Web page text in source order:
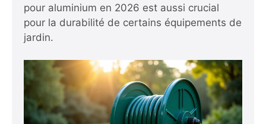
pour aluminium en 2026 est aussi crucial
pour la durabilité de certains équipements de
jardin.